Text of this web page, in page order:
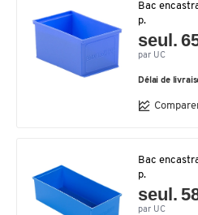
Bac
p.
seul.
par UC
Délai de
Bac
p.
seul.
par UC